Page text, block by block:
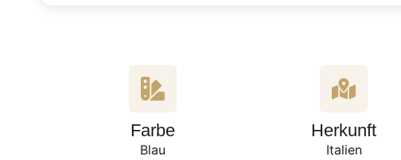
Farbe
Blau
Herkunft
Italien